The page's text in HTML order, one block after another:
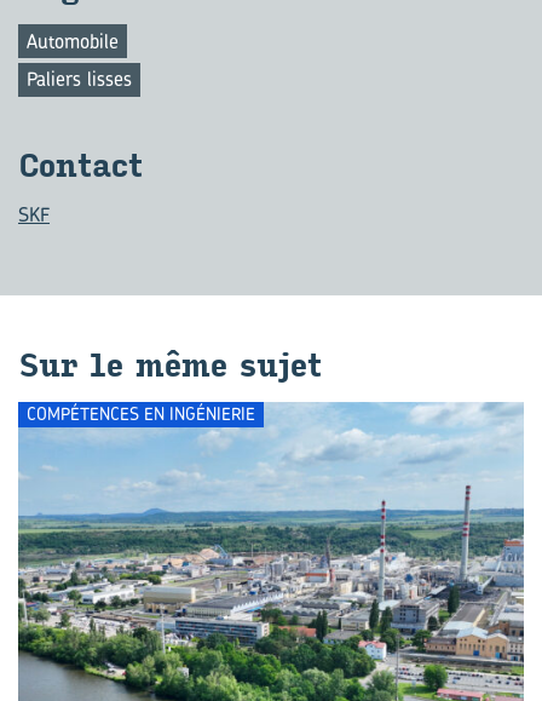
Automobile
Paliers lisses
Contact
SKF
Sur le même sujet
COMPÉTENCES EN INGÉNIERIE